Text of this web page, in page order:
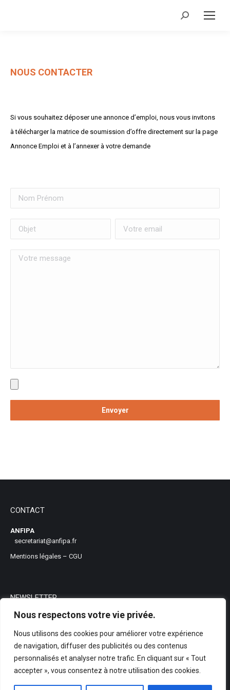
Nous respectons votre vie privée.
Nous utilisons des cookies pour améliorer votre expérience
de navigation, diffuser des publicités ou des contenus
personnalisés et analyser notre trafic. En cliquant sur « Tout
accepter », vous consentez à notre utilisation des cookies.
Recherche
NOUS CONTACTER
Si vous souhaitez déposer une annonce d’emploi, nous vous invitons
à télécharger la matrice de soumission d’offre directement sur la page
Annonce Emploi et à l’annexer à votre demande
CONTACT
ANFIPA
secretariat@anfipa.fr
Mentions légales – CGU
NEWSLETTER